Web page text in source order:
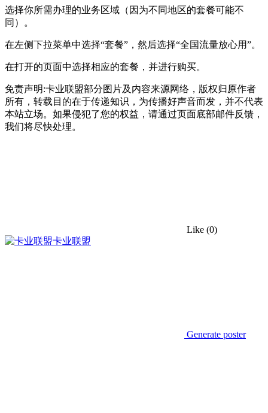
选择你所需办理的业务区域（因为不同地区的套餐可能不
同）。
在左侧下拉菜单中选择“套餐”，然后选择“全国流量放心用”。
在打开的页面中选择相应的套餐，并进行购买。
免责声明:卡业联盟部分图片及内容来源网络，版权归原作者
所有，转载目的在于传递知识，为传播好声音而发，并不代表
本站立场。如果侵犯了您的权益，请通过页面底部邮件反馈，
我们将尽快处理。
Like (0)
卡业联盟
Generate poster